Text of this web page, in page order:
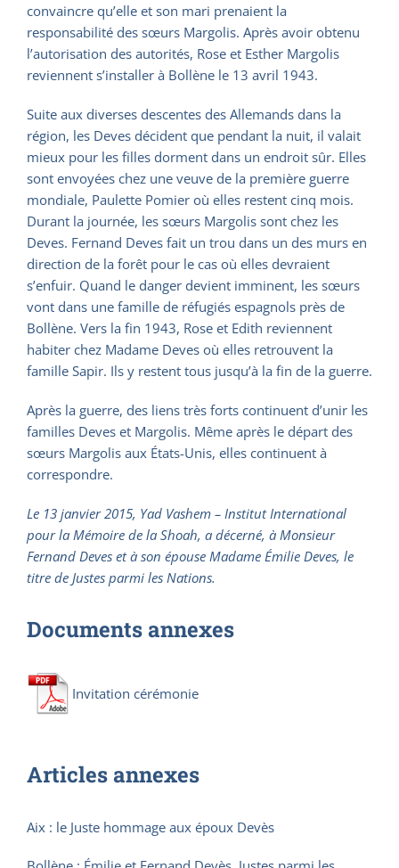
convaincre qu’elle et son mari prenaient la
responsabilité des sœurs Margolis. Après avoir obtenu
l’autorisation des autorités, Rose et Esther Margolis
reviennent s’installer à Bollène le 13 avril 1943.
Suite aux diverses descentes des Allemands dans la
région, les Deves décident que pendant la nuit, il valait
mieux pour les filles dorment dans un endroit sûr. Elles
sont envoyées chez une veuve de la première guerre
mondiale, Paulette Pomier où elles restent cinq mois.
Durant la journée, les sœurs Margolis sont chez les
Deves. Fernand Deves fait un trou dans un des murs en
direction de la forêt pour le cas où elles devraient
s’enfuir. Quand le danger devient imminent, les sœurs
vont dans une famille de réfugiés espagnols près de
Bollène. Vers la fin 1943, Rose et Edith reviennent
habiter chez Madame Deves où elles retrouvent la
famille Sapir. Ils y restent tous jusqu’à la fin de la guerre.
Après la guerre, des liens très forts continuent d’unir les
familles Deves et Margolis. Même après le départ des
sœurs Margolis aux États-Unis, elles continuent à
correspondre.
Le 13 janvier 2015, Yad Vashem – Institut International
pour la Mémoire de la Shoah, a décerné, à Monsieur
Fernand Deves et à son épouse Madame Émilie Deves, le
titre de Justes parmi les Nations.
Documents annexes
Invitation cérémonie
Articles annexes
Aix : le Juste hommage aux époux Devès